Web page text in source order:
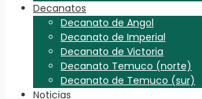
Decanatos
Decanato de Angol
Decanato de Imperial
Decanato de Victoria
Decanato Temuco (norte)
Decanato de Temuco (sur)
Noticias